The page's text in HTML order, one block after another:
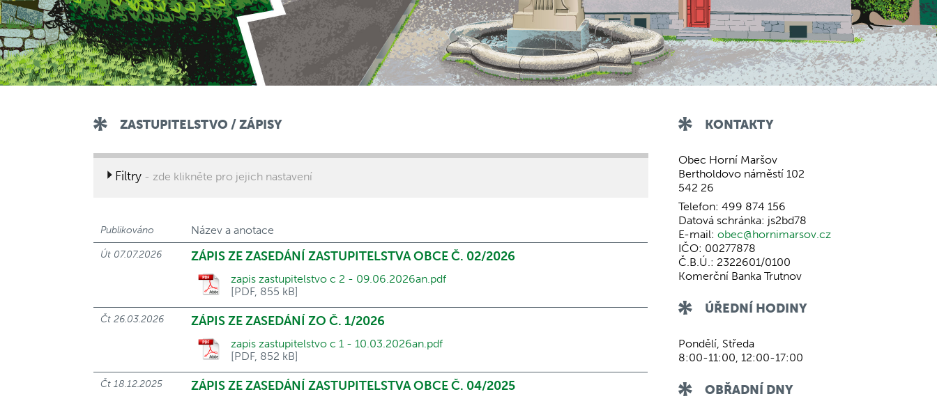
ZASTUPITELSTVO / ZÁPISY
Filtry - zde klikněte pro jejich nastavení
Publikováno Název a anotace
Út 07.07.2026 ZÁPIS ZE ZASEDÁNÍ ZASTUPITELSTVA OBCE Č. 02/2026
zapis zastupitelstvo c 2 - 09.06.2026an.pdf
[PDF, 855 kB]
Čt 26.03.2026 ZÁPIS ZE ZASEDÁNÍ ZO Č. 1/2026
zapis zastupitelstvo c 1 - 10.03.2026an.pdf
[PDF, 852 kB]
Čt 18.12.2025 ZÁPIS ZE ZASEDÁNÍ ZASTUPITELSTVA OBCE Č. 04/2025
KONTAKTY
Obec Horní Maršov
Bertholdovo náměstí 102
542 26
Telefon: 499 874 156
Datová schránka: js2bd78
E-mail:obec@hornimarsov.cz
IČO: 00277878
Č.B.Ú.: 2322601/0100
Komerční Banka Trutnov
ÚŘEDNÍ HODINY
Pondělí, Středa
8:00-11:00, 12:00-17:00
OBŘADNÍ DNY